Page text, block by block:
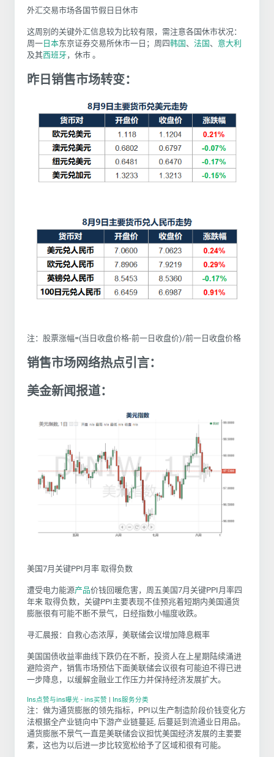
外汇交易市场各国节假日日休市
这周别的关键外汇信息较为比较有限，需注意各国休市状况：
周一 日本东京证券交易所休市一日；周四韩国 、 法国 、 意大利
及其西班牙，休市 。
昨日销售市场转变：
注：股票涨幅=(当日收盘价格-前一日收盘价)/前一日收盘价格
销售市场网络热点引言：
美金新闻报道：
美国7月关键PPI月率 取得负数
遭受电力能源产品价钱回暖危害，周五美国7月关键PPI月率四
年来 取得负数，关键PPI主要表现不佳预兆着短期内美国通货
膨胀很有可能不断不景气，日经指数小幅度收跌。
寻汇晨报：自救心态浓厚，美联储会议增加降息概率
美国国债收益率曲线下跌仍在不断，投资人在上星期陆续涌进
避险资产，销售市场预估下面美联储会议很有可能迫不得已进
一步降息，以缓解金融业工作压力并保持经济发展扩大。
Ins点赞与ins曝光 - ins买赞 Ins服务分类
注：做为通货膨胀的领先指标，PPI以生产制造阶段价钱变化方
法根据全产业链向中下游产业链蔓延, 后蔓延到流通业日用品。
通货膨胀不景气一直是美联储会议担忧美国经济发展的主要要
素，这也为以后进一步比较宽松给予了区域和很有可能。